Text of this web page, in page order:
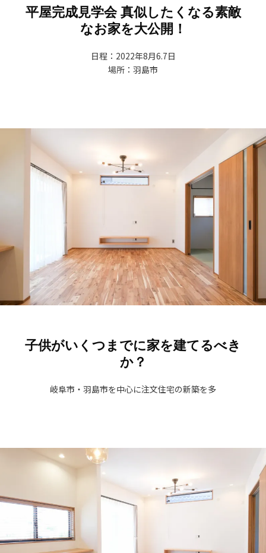
平屋完成見学会 真似したくなる素敵
なお家を大公開！
日程：2022年8月6.7日
場所：羽島市
子供がいくつまでに家を建てるべき
か？
岐阜市・羽島市を中心に注文住宅の新築を多